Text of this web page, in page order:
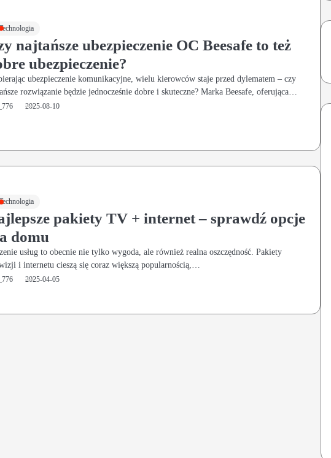
najtańsze ubezpieczenie OC Beesafe to też
ubezpieczenie?
ubezpieczenie komunikacyjne, wielu kierowców staje przed dylematem – czy
rozwiązanie będzie jednocześnie dobre i skuteczne? Marka Beesafe, oferująca…
2025-08-10
pakiety TV + internet – sprawdź opcje
domu
usług to obecnie nie tylko wygoda, ale również realna oszczędność. Pakiety
i internetu cieszą się coraz większą popularnością,…
2025-04-05